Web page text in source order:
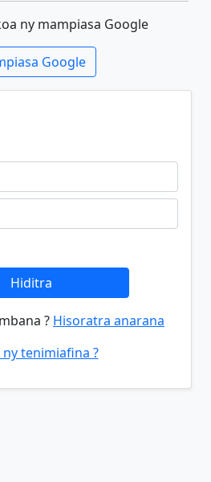
ny mampiasa Google
Google
Hiditra
? Hisoratra anarana
tenimiafina ?